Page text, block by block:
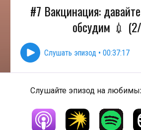
#7 Вакцинация:
обсудим 💉
Слушать эпизод • 00:37:17
Слушайте эпизод на